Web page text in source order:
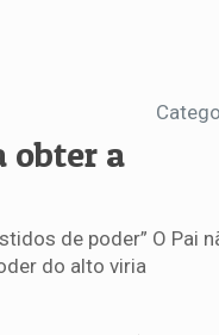
obter a
de poder” O Pai
do alto viria